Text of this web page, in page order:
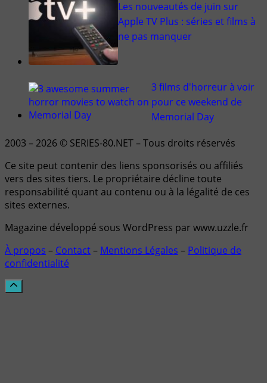
Les nouveautés de juin sur
Apple TV Plus : séries et films à
ne pas manquer
3 films d'horreur à voir
pour ce weekend de
Memorial Day
2003 – 2026 © SERIES-80.NET – Tous droits réservés
Ce site peut contenir des liens sponsorisés ou affiliés
vers des sites tiers. Le propriétaire décline toute
responsabilité quant au contenu ou à la légalité de ces
sites externes.
Magazine développé sous WordPress par www.uzzle.fr
À propos – Contact– Mentions Légales – Politique de
confidentialité